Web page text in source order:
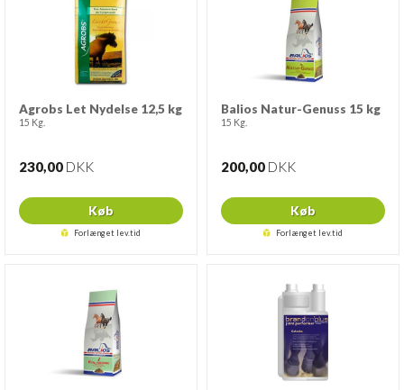
Agrobs Let Nydelse 12,5 kg
15 Kg.
230,00 DKK
Køb
Forlænget lev.tid
Balios Natur-Genuss 15 kg
15 Kg.
200,00 DKK
Køb
Forlænget lev.tid